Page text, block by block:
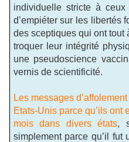
individuelle stricte à
d’empiéter sur les libertés
des sceptiques qui ont tout
troquer leur intégrité
une pseudoscience
vernis de scientificité.
Les messages
Etats-Unis parce qu’ils ont
mois dans divers états,
simplement parce qu’il